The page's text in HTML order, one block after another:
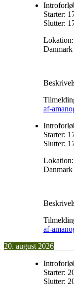
Starter:
Slutter:
Lokation:
Danmark
af-
Starter:
Slutter:
Lokation:
Danmark
af-
20. august 2026
Starter:
Slutter: